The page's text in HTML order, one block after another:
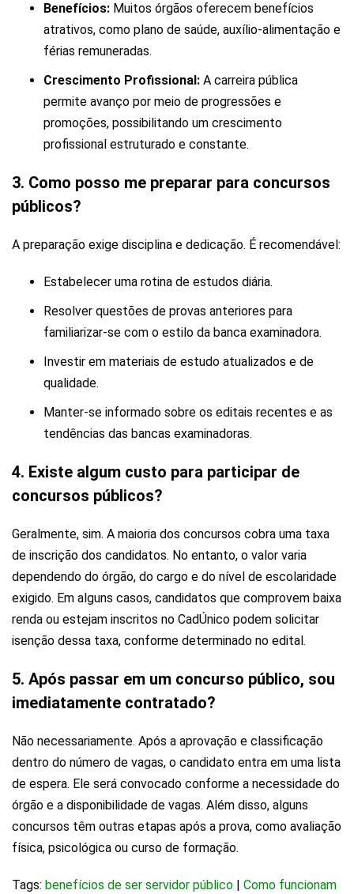
Benefícios: Muitos órgãos oferecem benefícios
atrativos, como plano de saúde, auxílio-alimentação e
férias remuneradas.
Crescimento Profissional: A carreira pública
permite avanço por meio de progressões e
promoções, possibilitando um crescimento
profissional estruturado e constante.
3. Como posso me preparar para concursos
públicos?
A preparação exige disciplina e dedicação. É recomendável:
Estabelecer uma rotina de estudos diária.
Resolver questões de provas anteriores para
familiarizar-se com o estilo da banca examinadora.
Investir em materiais de estudo atualizados e de
qualidade.
Manter-se informado sobre os editais recentes e as
tendências das bancas examinadoras.
4. Existe algum custo para participar de
concursos públicos?
Geralmente, sim. A maioria dos concursos cobra uma taxa
de inscrição dos candidatos. No entanto, o valor varia
dependendo do órgão, do cargo e do nível de escolaridade
exigido. Em alguns casos, candidatos que comprovem baixa
renda ou estejam inscritos no CadÚnico podem solicitar
isenção dessa taxa, conforme determinado no edital.
5. Após passar em um concurso público, sou
imediatamente contratado?
Não necessariamente. Após a aprovação e classificação
dentro do número de vagas, o candidato entra em uma lista
de espera. Ele será convocado conforme a necessidade do
órgão e a disponibilidade de vagas. Além disso, alguns
concursos têm outras etapas após a prova, como avaliação
física, psicológica ou curso de formação.
Tags: benefícios de ser servidor público
Como funcionam